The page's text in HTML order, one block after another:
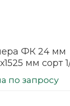
ФК 24 мм
мм сорт
по запросу